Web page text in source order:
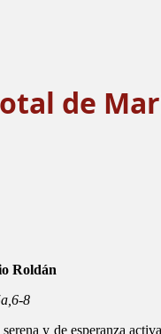
de
Roldán
8
y de esperanza